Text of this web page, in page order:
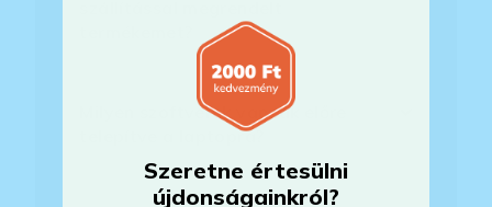
Milyen szoftverek vannak előre
telepítve a laptopra?
Szeretne értesülni
újdonságainkról?